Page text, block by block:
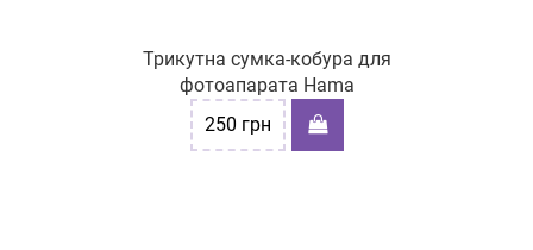
Трикутна сумка-кобура для
фотоапарата Hama
250 грн